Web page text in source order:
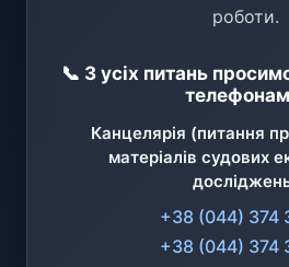
роботи.
📞 З усіх питань
Канцелярія (питання
матеріалів судових
+38 (044) 374
+38 (044) 374